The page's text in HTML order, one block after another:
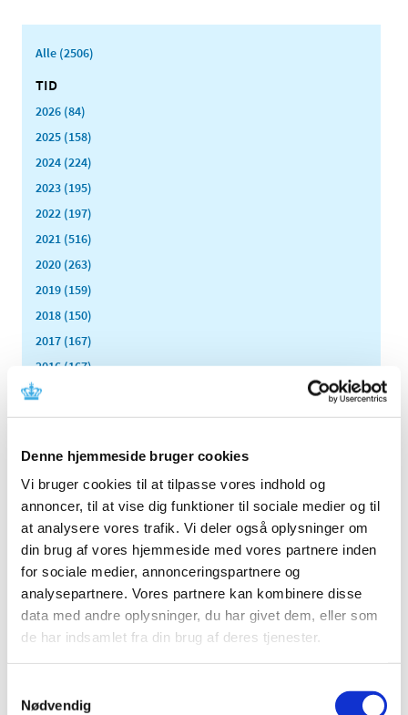
Denne hjemmeside bruger cookies
Vi bruger cookies til at tilpasse vores indhold og
annoncer, til at vise dig funktioner til sociale medier og til
at analysere vores trafik. Vi deler også oplysninger om
din brug af vores hjemmeside med vores partnere inden
for sociale medier, annonceringspartnere og
analysepartnere. Vores partnere kan kombinere disse
data med andre oplysninger, du har givet dem, eller som
de har indsamlet fra din brug af deres tjenester.
Nødvendig
Alle (2506)
TID
2026 (84)
2025 (158)
2024 (224)
2023 (195)
2022 (197)
2021 (516)
2020 (263)
2019 (159)
2018 (150)
2017 (167)
2016 (167)
2015 (33)
2014 (44)
november (3)
oktober (1)
september (7)
august (4)
juli (2)
maj (2)
april (2)
januar (3)